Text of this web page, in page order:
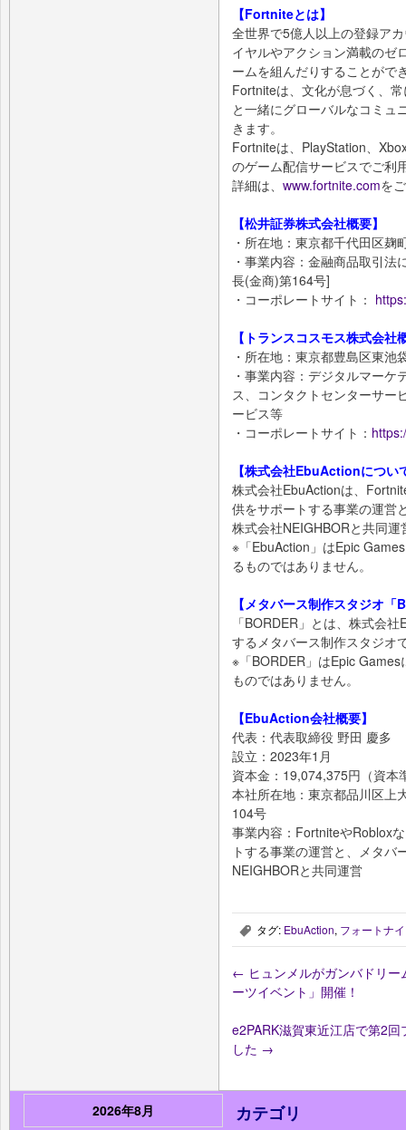
【Fortniteとは】
全世界で5億人以上の登録ア
イヤルやアクション満載のゼ
ームを組んだりすることがで
Fortniteは、文化が息づく、
と一緒にグローバルなコミュ
きます。
Fortniteは、PlayStation、
のゲーム配信サービスでご利
詳細は、 www.fortnite.comを
【松井証券株式会社概要】
・所在地：東京都千代田区麹
・事業内容：金融商品取引
長(金商)第164号]
・コーポレートサイト：
【トランスコスモス株式会社
・所在地：東京都豊島区東
・事業内容：デジタルマー
ス、コンタクトセンターサー
ービス等
・コーポレートサイト：
【株式会社EbuActionについ
株式会社EbuActionは、
供をサポートする事業の運営
株式会社NEIGHBORと共同
※「EbuAction」はEpic
るものではありません。
【メタバース制作スタジオ
「BORDER」とは、株式会
するメタバース制作スタジオ
※「BORDER」はEpic
ものではありません。
【EbuAction会社概要】
代表：代表取締役 野田 慶多
設立：2023年1月
資本金：19,074,375円（資本
本社所在地：東京都品川区
104号
事業内容：FortniteやRoblox
トする事業の運営と、メタ
NEIGHBORと共同運営
, タグ: EbuAction, フォートナ
← ヒュンメルがガンバドリ
ーツイベント」開催！
e2PARK滋賀東近江店で第2
した →
2026年8月
カテゴリ